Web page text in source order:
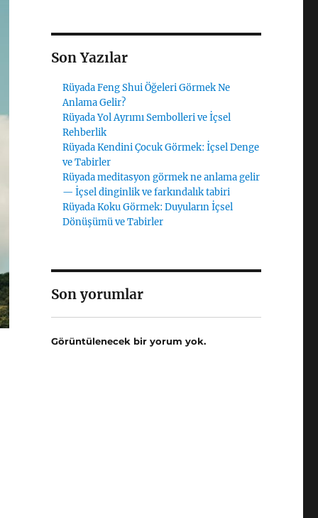
Son Yazılar
Rüyada Feng Shui Öğeleri Görmek Ne
Anlama Gelir?
Rüyada Yol Ayrımı Sembolleri ve İçsel
Rehberlik
Rüyada Kendini Çocuk Görmek: İçsel Denge
ve Tabirler
Rüyada meditasyon görmek ne anlama gelir
— İçsel dinginlik ve farkındalık tabiri
Rüyada Koku Görmek: Duyuların İçsel
Dönüşümü ve Tabirler
Son yorumlar
Görüntülenecek bir yorum yok.